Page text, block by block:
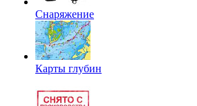
Снаряжение
Карты глубин